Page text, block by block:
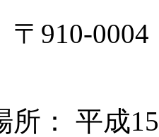
福
： 平成